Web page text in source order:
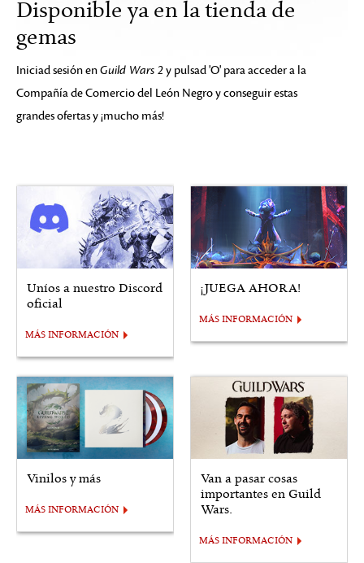
Disponible ya en la tienda de
gemas
Iniciad sesión enGuild Wars 2y pulsad 'O' para acceder a la
Compañía de Comercio del León Negro y conseguir estas
grandes ofertas y ¡mucho más!
Uníos a nuestro Discord
oficial
MÁS INFORMACIÓN
¡JUEGA AHORA!
MÁS INFORMACIÓN
Vinilos y más
MÁS INFORMACIÓN
Van a pasar cosas
importantes en Guild
Wars.
MÁS INFORMACIÓN